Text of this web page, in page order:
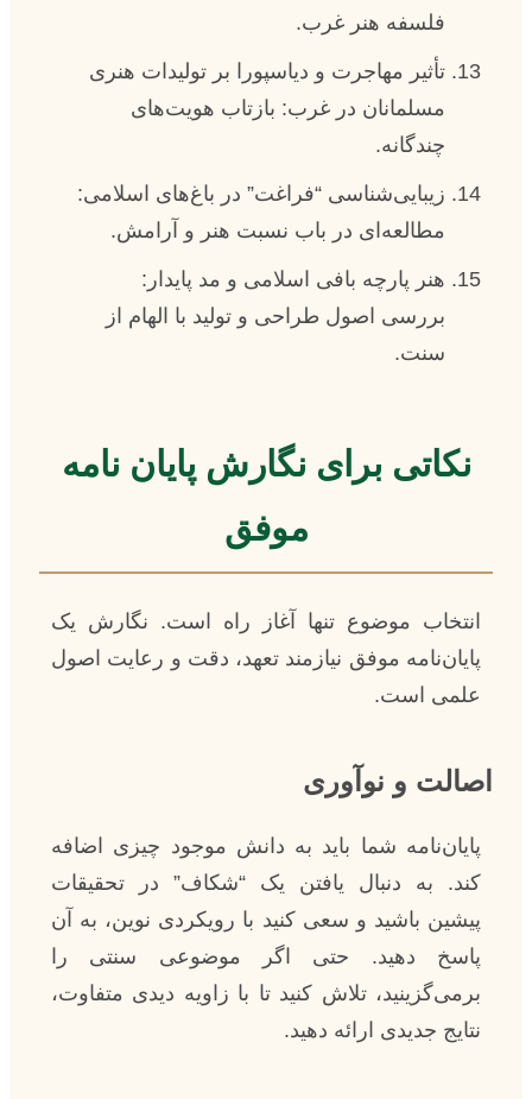
فلسفه هنر غرب.
تأثیر مهاجرت و دیاسپورا بر تولیدات هنری
مسلمانان در غرب: بازتاب هویت‌های
چندگانه.
زیبایی‌شناسی “فراغت” در باغ‌های اسلامی:
مطالعه‌ای در باب نسبت هنر و آرامش.
هنر پارچه بافی اسلامی و مد پایدار:
بررسی اصول طراحی و تولید با الهام از
سنت.
نکاتی برای نگارش پایان نامه
موفق
انتخاب موضوع تنها آغاز راه است. نگارش یک
پایان‌نامه موفق نیازمند تعهد، دقت و رعایت اصول
علمی است.
اصالت و نوآوری
پایان‌نامه شما باید به دانش موجود چیزی اضافه
کند. به دنبال یافتن یک “شکاف” در تحقیقات
پیشین باشید و سعی کنید با رویکردی نوین، به آن
پاسخ دهید. حتی اگر موضوعی سنتی را
برمی‌گزینید، تلاش کنید تا با زاویه دیدی متفاوت،
نتایج جدیدی ارائه دهید.